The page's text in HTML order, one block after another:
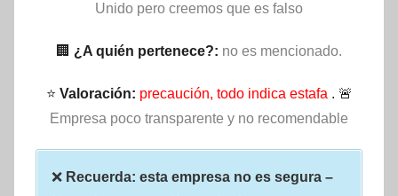
Unido pero creemos que es falso
🏢 ¿A quién pertenece?: no es mencionado.
⭐ Valoración: precaución, todo indica estafa . 🚨
Empresa poco transparente y no recomendable
❌ Recuerda: esta empresa no es segura –